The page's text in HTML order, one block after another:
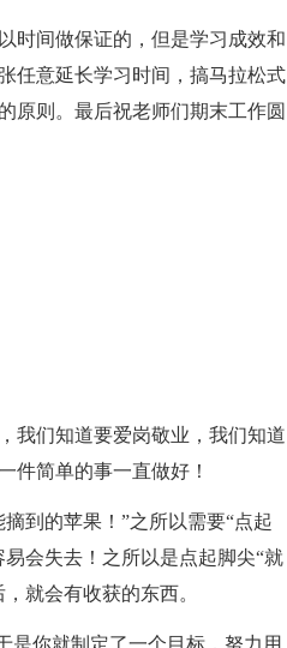
时间做保证的，但是学习成效和
任意延长学习时间，搞马拉松式
原则。最后祝老师们期末工作圆
我们知道要爱岗敬业，我们知道
件简单的事一直做好！
到的苹果！”之所以需要“点起
会失去！之所以是点起脚尖“就
就会有收获的东西。
是你就制定了一个目标，努力用